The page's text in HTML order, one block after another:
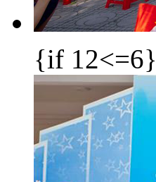
{if 12<=6}